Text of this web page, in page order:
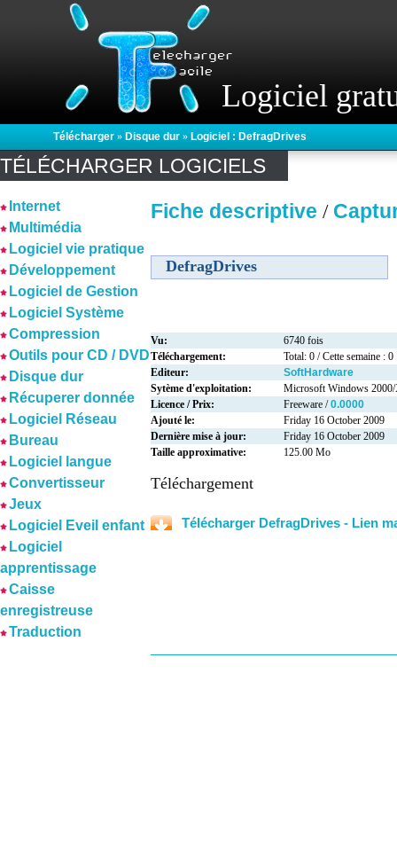
Logiciel
Télécharger » Disque dur » Logiciel : DefragDrives
TÉLÉCHARGER LOGICIELS
Internet
Multimédia
Logiciel vie pratique
Développement
Logiciel de Gestion
Logiciel Système
Compression
Outils pour CD / DVD
Disque dur
Récuperer donnée
Logiciel Réseau
Bureau
Logiciel langue
Convertisseur
Jeux
Logiciel Eveil enfant
Logiciel
apprentissage
Caisse
enregistreuse
Traduction
Fiche descriptive /
DefragDrives
Vu:
6740 fois
Téléchargement:
Total: 0 / Cette semaine : 0
Editeur:
SoftHardware
Sytème d'exploitation:
Microsoft Windows
Licence / Prix:
Freeware /0.0000
Ajouté le:
Friday 16 October 2009
Dernière mise à jour:
Friday 16 October 2009
Taille approximative:
125.00 Mo
Téléchargement
Télécharger DefragDrives - Lien